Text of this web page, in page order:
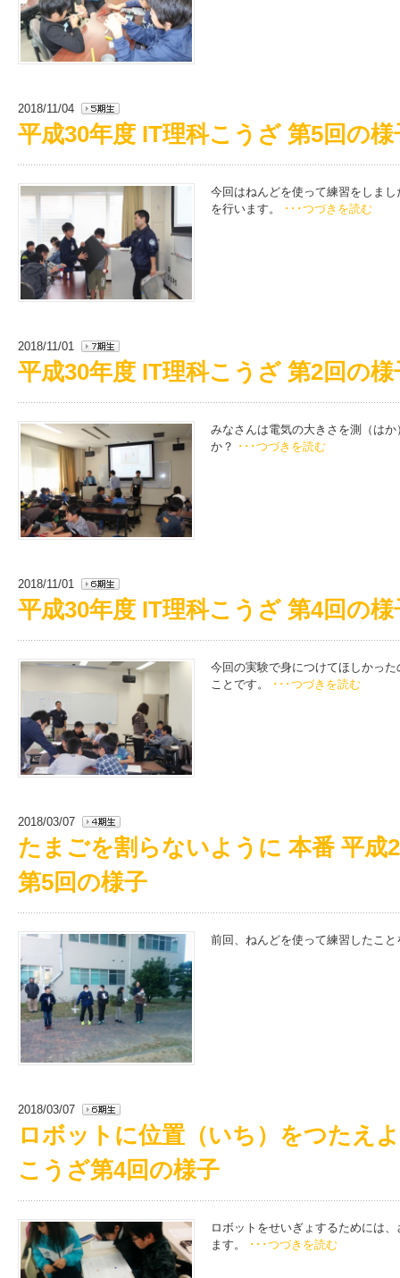
2018/11/04
平成30年度 IT理科こうざ 第5回の様
今回はねんどを使って練習をしま
を行います。
･･･つづきを読む
2018/11/01
平成30年度 IT理科こうざ 第2回の様
みなさんは電気の大きさを測（は
か？ ･･･つづきを読む
2018/11/01
平成30年度 IT理科こうざ 第4回の様
今回の実験で身につけてほしかっ
ことです。
･･･つづきを読む
2018/03/07
たまごを割らないように 本番 平成
第5回の様子
前回、ねんどを使って練習したこ
2018/03/07
ロボットに位置（いち）をつたえ
こうざ第4回の様子
ロボットをせいぎょするためには
ます。
･･･つづきを読む